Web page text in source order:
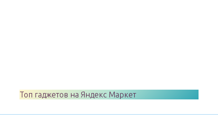
Топ гаджетов на Яндекс Маркет